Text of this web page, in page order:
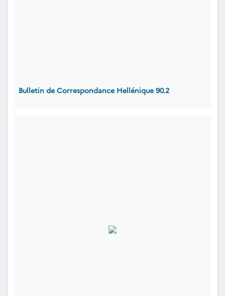
Bulletin de Correspondance Hellénique 90.2